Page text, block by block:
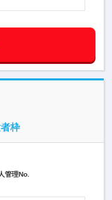
枠
理No.